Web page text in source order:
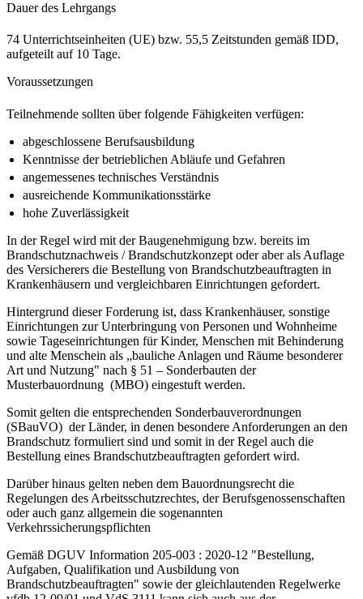
Dauer des Lehrgangs
74 Unterrichtseinheiten (UE) bzw. 55,5 Zeitstunden gemäß IDD,
aufgeteilt auf 10 Tage.
Voraussetzungen
Teilnehmende sollten über folgende Fähigkeiten verfügen:
abgeschlossene Berufsausbildung
Kenntnisse der betrieblichen Abläufe und Gefahren
angemessenes technisches Verständnis
ausreichende Kommunikationsstärke
hohe Zuverlässigkeit
In der Regel wird mit der Baugenehmigung bzw. bereits im
Brandschutznachweis / Brandschutzkonzept oder aber als Auflage
des Versicherers die Bestellung von Brandschutzbeauftragten in
Krankenhäusern und vergleichbaren Einrichtungen gefordert.
Hintergrund dieser Forderung ist, dass Krankenhäuser, sonstige
Einrichtungen zur Unterbringung von Personen und Wohnheime
sowie Tageseinrichtungen für Kinder, Menschen mit Behinderung
und alte Menschein als „bauliche Anlagen und Räume besonderer
Art und Nutzung" nach § 51 – Sonderbauten der
Musterbauordnung (MBO) eingestuft werden.
Somit gelten die entsprechenden Sonderbauverordnungen
(SBauVO) der Länder, in denen besondere Anforderungen an den
Brandschutz formuliert sind und somit in der Regel auch die
Bestellung eines Brandschutzbeauftragten gefordert wird.
Darüber hinaus gelten neben dem Bauordnungsrecht die
Regelungen des Arbeitsschutzrechtes, der Berufsgenossenschaften
oder auch ganz allgemein die sogenannten
Verkehrssicherungspflichten
Gemäß DGUV Information 205-003 : 2020-12 "Bestellung,
Aufgaben, Qualifikation und Ausbildung von
Brandschutzbeauftragten" sowie der gleichlautenden Regelwerke